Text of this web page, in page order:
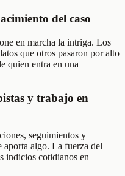
del caso
en marcha la intriga. Los
que otros pasaron por alto
quien entra en una
y trabajo en
seguimientos y
aporta algo. La fuerza del
indicios cotidianos en